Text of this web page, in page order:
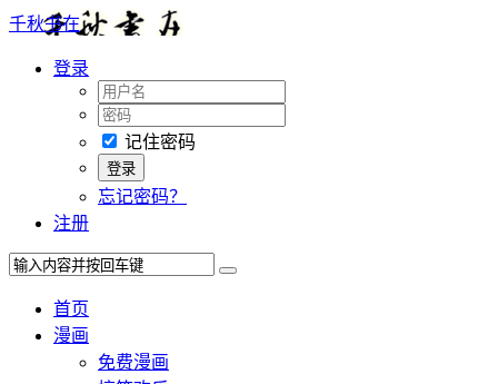
千秋书在
登录
记住密码
忘记密码？
注册
首页
漫画
免费漫画